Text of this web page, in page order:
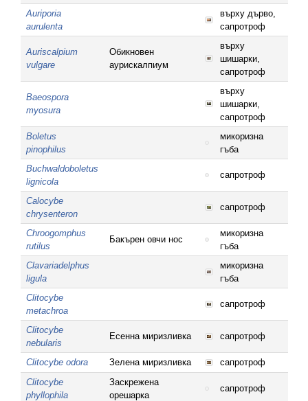
Auriporia
aurulenta
върху дърво,
сапротроф
Auriscalpium
vulgare
Обикновен
аурискалпиум
върху
шишарки,
сапротроф
Baeospora
myosura
върху
шишарки,
сапротроф
Boletus
pinophilus
микоризна
гъба
Buchwaldoboletus
lignicola
сапротроф
Calocybe
chrysenteron
сапротроф
Chroogomphus
rutilus
Бакърен овчи нос
микоризна
гъба
Clavariadelphus
ligula
микоризна
гъба
Clitocybe
metachroa
сапротроф
Clitocybe
nebularis
Есенна миризливка сапротроф
Clitocybe odora Зелена миризливка
сапротроф
Clitocybe
phyllophila
Заскрежена
орешарка
сапротроф